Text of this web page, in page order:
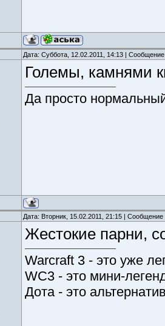
Дата: Суббота, 12.02.2011, 14:13 |
Големы, камнями
Да просто
Дата: Вторник, 15.02.2011, 21:15 |
Жестокие парни,
Warcraft 3 - это уже
WC3 - это мини-
Дота - это